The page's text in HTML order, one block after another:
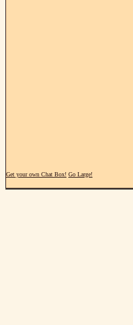
Get your own Chat Box! Go Large!